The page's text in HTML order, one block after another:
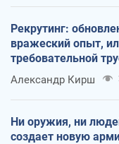
Рекрутинг:
вражеский опыт,
требовательной
Александр Кирш
Ни оружия, ни
создает новую